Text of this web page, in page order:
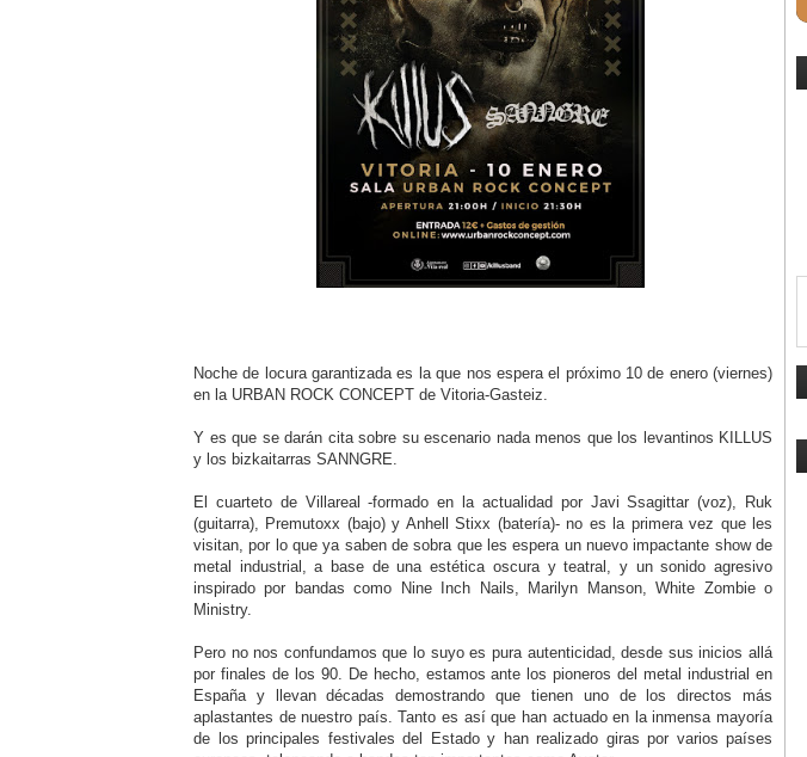
Noche de locura garantizada es la que nos espera el próximo 10 de enero (viernes)
en la URBAN ROCK CONCEPT de Vitoria-Gasteiz.
Y es que se darán cita sobre su escenario nada menos que los levantinos KILLUS
y los bizkaitarras SANNGRE.
El cuarteto de Villareal -formado en la actualidad por Javi Ssagittar (voz), Ruk
(guitarra), Premutoxx (bajo) y Anhell Stixx (batería)- no es la primera vez que les
visitan, por lo que ya saben de sobra que les espera un nuevo impactante show de
metal industrial, a base de una estética oscura y teatral, y un sonido agresivo
inspirado por bandas como Nine Inch Nails, Marilyn Manson, White Zombie o
Ministry.
Pero no nos confundamos que lo suyo es pura autenticidad, desde sus inicios allá
por finales de los 90. De hecho, estamos ante los pioneros del metal industrial en
España y llevan décadas demostrando que tienen uno de los directos más
aplastantes de nuestro país. Tanto es así que han actuado en la inmensa mayoría
de los principales festivales del Estado y han realizado giras por varios países